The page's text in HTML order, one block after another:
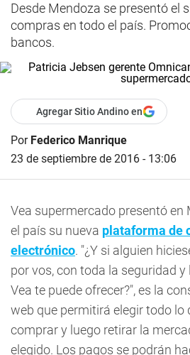
Desde Mendoza se presentó el
compras en todo el país.
bancos.
Agregar Sitio Andino en
Por Federico Manrique
23 de septiembre de 2016 - 13:06
Vea supermercado presentó en
el país su nueva plataforma de
electrónico. "¿Y si alguien
por vos, con toda la seguridad
Vea te puede ofrecer?", es la
web que permitirá elegir todo lo
comprar y luego retirar la
elegido. Los pagos se podrán